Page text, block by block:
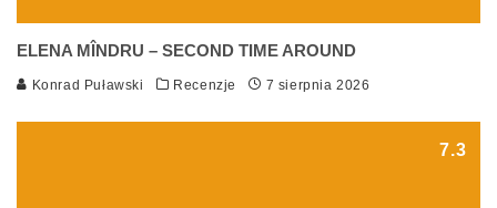
ELENA MÎNDRU – SECOND TIME AROUND
Konrad Puławski Recenzje 7 sierpnia 2026
7.3